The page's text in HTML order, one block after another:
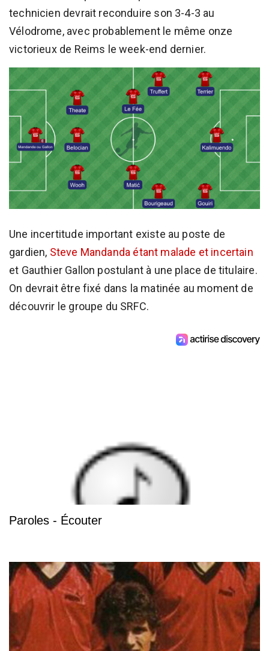
technicien devrait reconduire son 3-4-3 au
Vélodrome, avec probablement le même onze
victorieux de Reims le week-end dernier.
Une incertitude important existe au poste de
gardien, Steve Mandanda étant malade et incertain
et Gauthier Gallon postulant à une place de titulaire.
On devrait être fixé dans la matinée au moment de
découvrir le groupe du SRFC.
Paroles - Écouter